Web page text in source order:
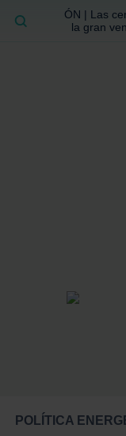
ÓN | Las
la gran
POLÍTICA
BUSCAR